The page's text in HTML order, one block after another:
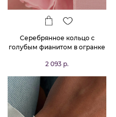
Серебрянное кольцо с
голубым фианитом в огранке
2 093 р.